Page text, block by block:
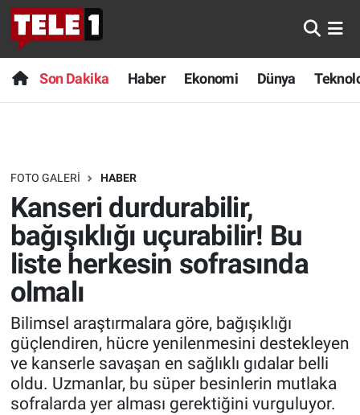
Son Dakika Haber Ekonomi Dünya
FOTO GALERI HABER
Kanseri durdurabilir,
bağışıklığı uçurabilir! Bu
liste herkesin sofrasında
olmalı
Bilimsel araştırmalara göre, bağışıklığı
güçlendiren, hücre yenilenmesini destekleyen
ve kanserle savaşan en sağlıklı gıdalar belli
oldu. Uzmanlar, bu süper besinlerin mutlaka
sofralarda yer alması gerektiğini vurguluyor.
Anında Manşet
Başka Sohbetler
Bilim turu
Bilim ve Teknoloji Evreni
Doğa Konuşuyor
Dünya
Ege Saati
Ege'den Esintiler
Son Dakika
Haber
Dünya
Teknoloji
Sağlık
Spor
Yayın Akışı
İletişim
Nöbetçi Eczaneler
Hava Durumu
Trafik Durumu
Süper Lig Puan Durumu ve Fikstür
Tüm Manşetler
Son Dakika Haberleri
Haber Arşivi